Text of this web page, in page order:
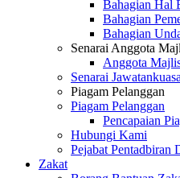
Bahagian Hal
Bahagian
Bahagian
Senarai Anggota
Anggota
Senarai
Piagam Pelanggan
Piagam Pelanggan
Pencapaian
Hubungi Kami
Pejabat Pentadbiran
Zakat